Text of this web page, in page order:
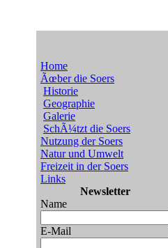
Home
Ãœber die Soers
Historie
Geographie
Galerie
SchÃ¼tzt die Soers
Nutzung der Soers
Natur und Umwelt
Freizeit in der Soers
Links
Newsletter
Name
E-Mail